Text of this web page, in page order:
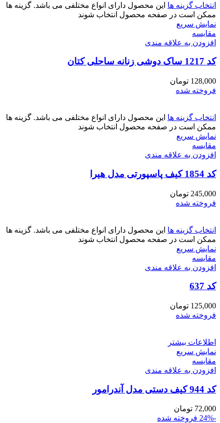
انتخاب گزینه ها این محصول دارای انواع مختلفی می باشد. گزینه ها
ممکن است در صفحه محصول انتخاب شوند
نمایش سریع
مقايسه
افزودن به علاقه مندی
کد 1217 ساک دوشی زنانه ساحلی کتان
128,000 تومان
فروخته شده
انتخاب گزینه ها این محصول دارای انواع مختلفی می باشد. گزینه ها
ممکن است در صفحه محصول انتخاب شوند
نمایش سریع
مقايسه
افزودن به علاقه مندی
کد 1854 کیف پاسپورتی مدل هیرا
245,000 تومان
فروخته شده
انتخاب گزینه ها این محصول دارای انواع مختلفی می باشد. گزینه ها
ممکن است در صفحه محصول انتخاب شوند
نمایش سریع
مقايسه
افزودن به علاقه مندی
کد 637
125,000 تومان
فروخته شده
اطلاعات بیشتر
نمایش سریع
مقايسه
افزودن به علاقه مندی
کد 944 کیف دستی مدل آندرامور
72,000 تومان
-24%
فروخته شده